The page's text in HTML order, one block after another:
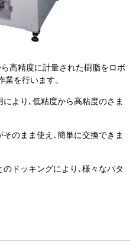
高精度に計量された樹脂をロボ
を行います。
より､低粘度から高粘度のさま
のまま使え､簡単に交換できま
ドッキングにより､様々なパタ